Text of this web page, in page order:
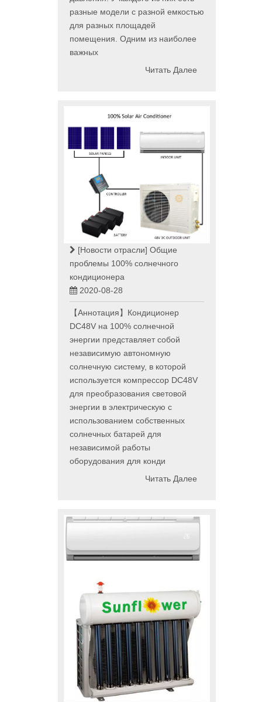
разные модели с разной емкостью
для разных площадей
помещения. Одним из наиболее
важных
Читать Далее
[Новости отрасли] Общие
проблемы 100% солнечного
кондиционера
2020-08-28
【Аннотация】Кондиционер
DC48V на 100% солнечной
энергии представляет собой
независимую автономную
солнечную систему, в которой
используется компрессор DC48V
для преобразования световой
энергии в электрическую с
использованием собственных
солнечных батарей для
независимой работы
оборудования для конди
Читать Далее